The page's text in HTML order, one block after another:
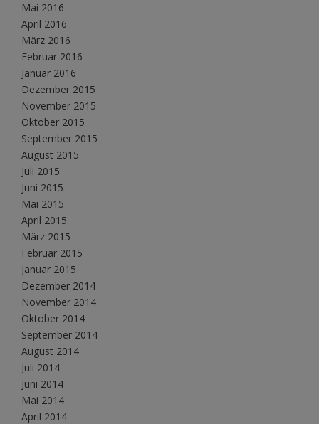
Mai 2016
April 2016
März 2016
Februar 2016
Januar 2016
Dezember 2015
November 2015
Oktober 2015
September 2015
August 2015
Juli 2015
Juni 2015
Mai 2015
April 2015
März 2015
Februar 2015
Januar 2015
Dezember 2014
November 2014
Oktober 2014
September 2014
August 2014
Juli 2014
Juni 2014
Mai 2014
April 2014